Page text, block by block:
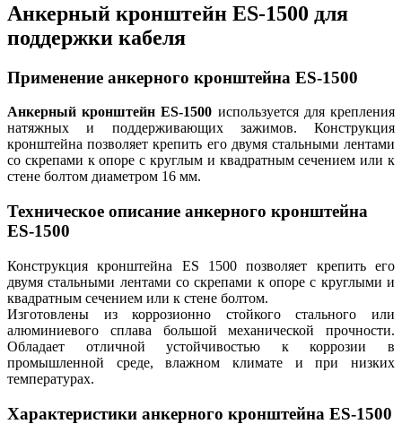
Анкерный кронштейн ES-1500 для
поддержки кабеля
Применение анкерного кронштейна ES-1500
Анкерный кронштейн ES-1500 используется для крепления
натяжных и поддерживающих зажимов. Конструкция
кронштейна позволяет крепить его двумя стальными лентами
со скрепами к опоре с круглым и квадратным сечением или к
стене болтом диаметром 16 мм.
Техническое описание анкерного кронштейна
ES-1500
Конструкция кронштейна ES 1500 позволяет крепить его
двумя стальными лентами со скрепами к опоре с круглыми и
квадратным сечением или к стене болтом.
Изготовлены из коррозионно стойкого стального или
алюминиевого сплава большой механической прочности.
Обладает отличной устойчивостью к коррозии в
промышленной среде, влажном климате и при низких
температурах.
Характеристики анкерного кронштейна ES-1500